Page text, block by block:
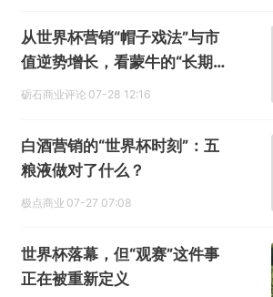
从世界杯营销“帽子戏法”与市
值逆势增长，看蒙牛的“长期主
义”经营哲学
砺石商业评论 07-28 12:16
白酒营销的“世界杯时刻”：五
粮液做对了什么？
极点商业 07-27 07:08
世界杯落幕，但“观赛”这件事
正在被重新定义